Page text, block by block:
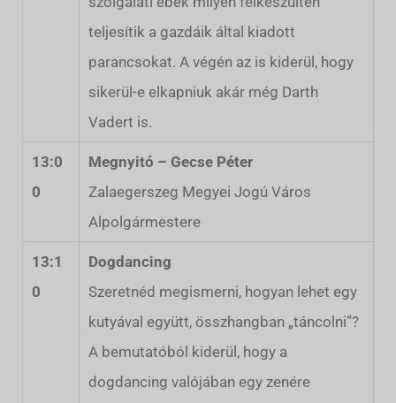
teljesítik a gazdáik által kiadott
parancsokat. A végén az is kiderül, hogy
sikerül-e elkapniuk akár még Darth
Vadert is.
13:0
0
Megnyitó – Gecse Péter
Zalaegerszeg Megyei Jogú Város
Alpolgármestere
13:1
0
Dogdancing
Szeretnéd megismerni, hogyan lehet egy
kutyával együtt, összhangban „táncolni”?
A bemutatóból kiderül, hogy a
dogdancing valójában egy zenére